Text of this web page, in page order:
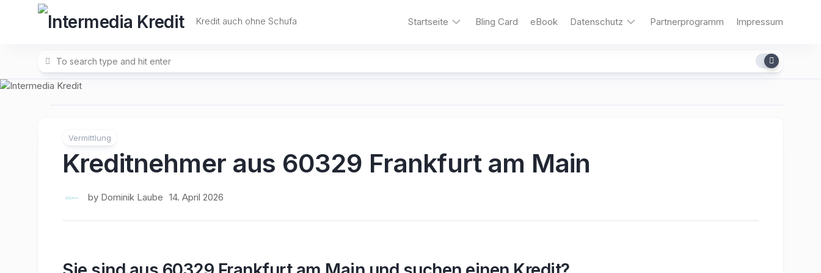
Kredit auch ohne Schufa Startseite
&#8211;
Umschuldungskredit
Bling Card eBook Datenschutz Partnerprogramm Impressum
Vermittlung
Kreditnehmer aus 60329 Frankfurt am Main
by Dominik Laube 14. April 2026